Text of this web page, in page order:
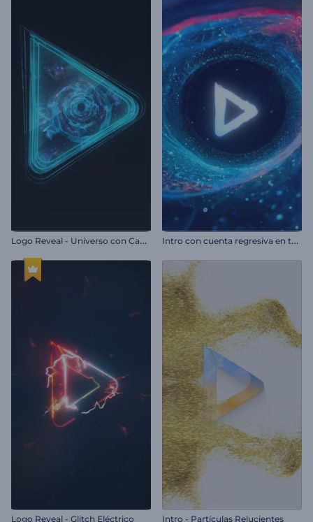
L
ogo Reveal - Universo con Campo de Estrellas I
ntro con cuenta regresiva en túnel espacial
Logo Reveal - Glitch Eléctrico Intro - Partículas Relucientes